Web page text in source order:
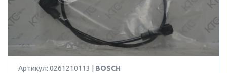
Артикул: 0261210113 | BOSCH